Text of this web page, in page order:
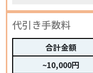
代引き手数料
合計金額
~10,000円